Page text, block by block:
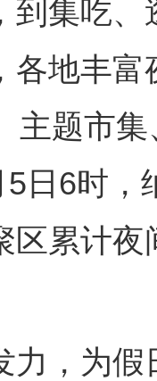
到集吃
各地丰
主题市
日6时，
区累计
，为假